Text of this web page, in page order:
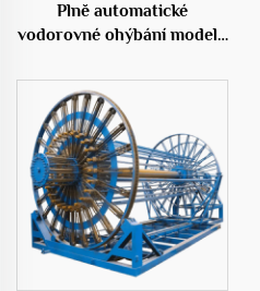
Plně automatické
vodorovné ohýbání modelu